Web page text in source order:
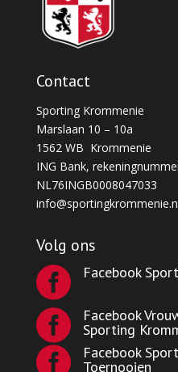
Contact
Sporting Krommenie
Marslaan 10 – 10a
1562 WB Krommenie
ING Bank,
NL76INGB0008047033
Volg ons
 Facebook
 Facebook
Sporting
 Facebook
Toernooien